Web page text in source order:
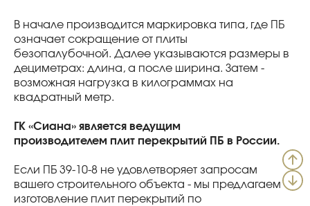
В начале производится маркировка типа, где ПБ
означает сокращение от плиты
безопалубочной. Далее указываются размеры в
дециметрах: длина, а после ширина. Затем -
возможная нагрузка в килограммах на
квадратный метр.
ГК «Сиана» является ведущим
производителем плит перекрытий ПБ в России.
Если ПБ 39-10-8 не удовлетворяет запросам
вашего строительного объекта - мы предлагаем
изготовление плит перекрытий по